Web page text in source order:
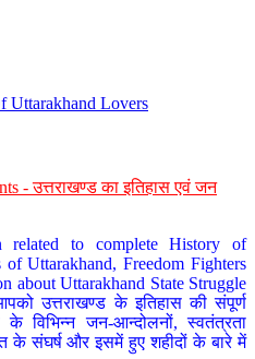
Uttarakhand Lovers
- उत्तराखण्ड का इतिहास एवं जन
to complete History of
Uttarakhand, Freedom Fighters
about Uttarakhand State Struggle
उत्तराखण्ड के इतिहास की संपूर्ण
विभिन्न जन-आन्दोलनों, स्वतंत्रता
के संघर्ष और इसमें हुए शहीदों के बारे में